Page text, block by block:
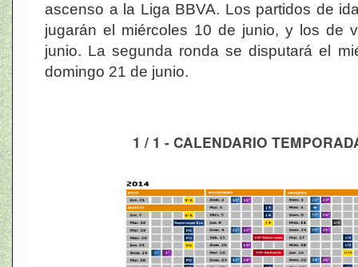
ascenso a la Liga BBVA. Los partidos de
jugarán el miércoles 10 de junio, y los de
junio. La segunda ronda se disputará el
domingo 21 de junio.
1 / 1 - CALENDARIO